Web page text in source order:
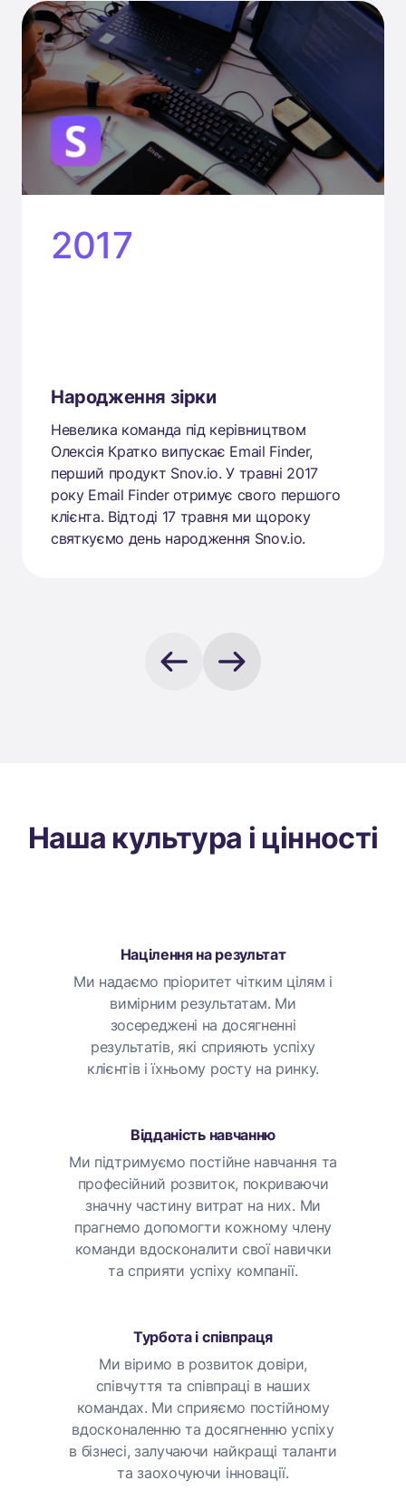
2017
Народження зірки
Невелика команда під керівництвом
Олексія Кратко випускає Email Finder,
перший продукт Snov.io. У травні 2017
року Email Finder отримує свого першого
клієнта. Відтоді 17 травня ми щороку
святкуємо день народження Snov.io.
Наша культура і цінності
Націлення на результат
Ми надаємо пріоритет чітким цілям і
вимірним результатам. Ми
зосереджені на досягненні
результатів, які сприяють успіху
клієнтів і їхньому росту на ринку.
Відданість навчанню
Ми підтримуємо постійне навчання та
професійний розвиток, покриваючи
значну частину витрат на них. Ми
прагнемо допомогти кожному члену
команди вдосконалити свої навички
та сприяти успіху компанії.
Турбота і співпраця
Ми віримо в розвиток довіри,
співчуття та співпраці в наших
командах. Ми сприяємо постійному
вдосконаленню та досягненню успіху
в бізнесі, залучаючи найкращі таланти
та заохочуючи інновації.